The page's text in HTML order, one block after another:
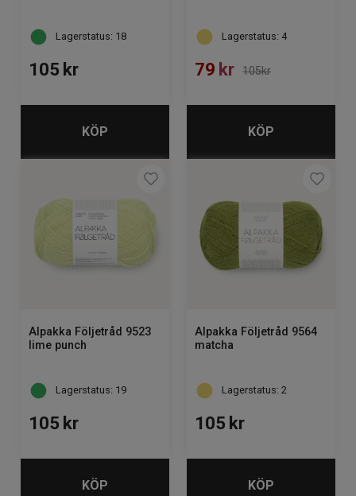
Lagerstatus: 18
105 kr
KÖP
Lagerstatus: 4
79 kr 105kr
KÖP
Alpakka Följetråd 9523
lime punch
Lagerstatus: 19
105 kr
KÖP
Alpakka Följetråd 9564
matcha
Lagerstatus: 2
105 kr
KÖP